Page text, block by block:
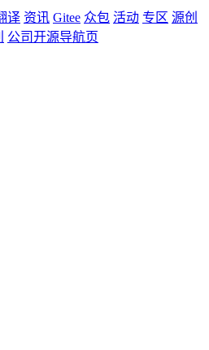
译 资讯 Gitee 众包 活动 专区 源创
公司开源导航页